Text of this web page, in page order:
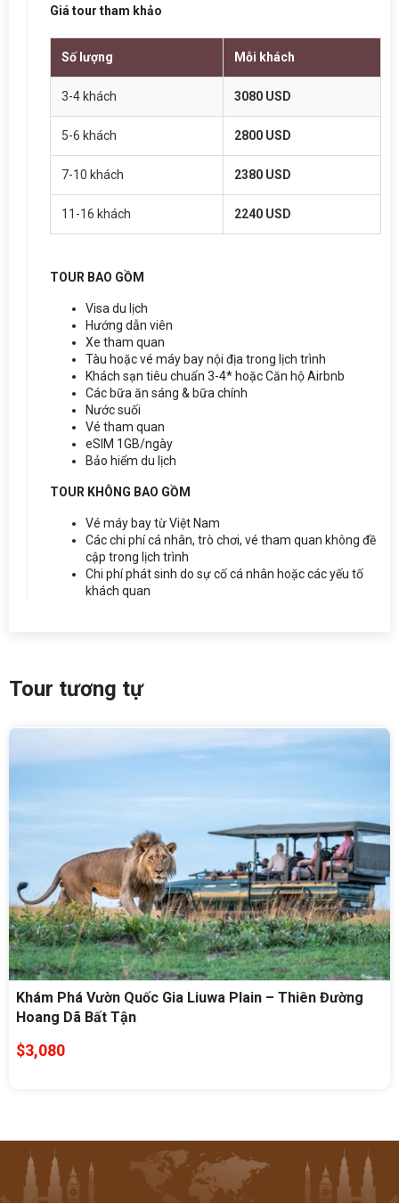
Giá tour tham khảo
Số lượng Mỗi khách
3-4 khách 3080 USD
5-6 khách 2800 USD
7-10 khách 2380 USD
11-16 khách 2240 USD
TOUR BAO GỒM
Visa du lịch
Hướng dẫn viên
Xe tham quan
Tàu hoặc vé máy bay nội địa trong lịch trình
Khách sạn tiêu chuẩn 3-4* hoặc Căn hộ Airbnb
Các bữa ăn sáng & bữa chính
Nước suối
Vé tham quan
eSIM 1GB/ngày
Bảo hiểm du lịch
TOUR KHÔNG BAO GỒM
Vé máy bay từ Việt Nam
Các chi phí cá nhân, trò chơi, vé tham quan không đề
cập trong lịch trình
Chi phí phát sinh do sự cố cá nhân hoặc các yếu tố
khách quan
Tour tương tự
Khám Phá Vườn Quốc Gia Liuwa Plain – Thiên Đường
Hoang Dã Bất Tận
$3,080